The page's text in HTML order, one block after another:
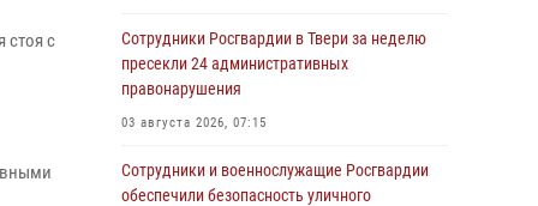
стоя с
Сотрудники Росгвардии в Твери за неделю
пресекли 24 административных
правонарушения
03 августа 2026, 07:15
Сотрудники и военнослужащие Росгвардии
обеспечили безопасность уличного